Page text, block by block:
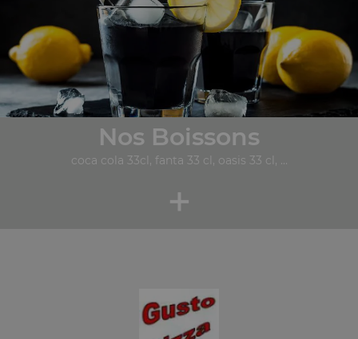
Nos Boissons
coca cola 33cl, fanta 33 cl, oasis 33 cl, ...
+